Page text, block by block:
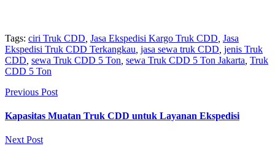
Tags: ciri Truk CDD Jasa Ekspedisi Kargo Truk CDD Jasa
Ekspedisi Truk CDD Terkangkau jasa sewa truk CDD jenis Truk
CDD sewa Truk CDD 5 Ton sewa Truk CDD 5 Ton Jakarta Truk
CDD 5 Ton
Previous Post
Kapasitas Muatan Truk CDD untuk Layanan Ekspedisi
Next Post